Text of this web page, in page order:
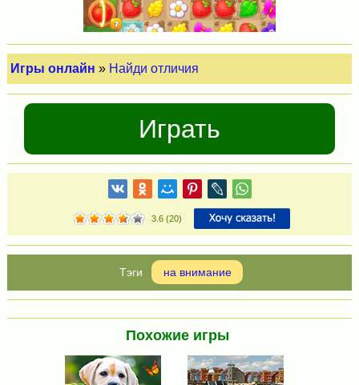
Игры онлайн » Найди отличия
Играть
3.6(20)
на внимание
Похожие игры